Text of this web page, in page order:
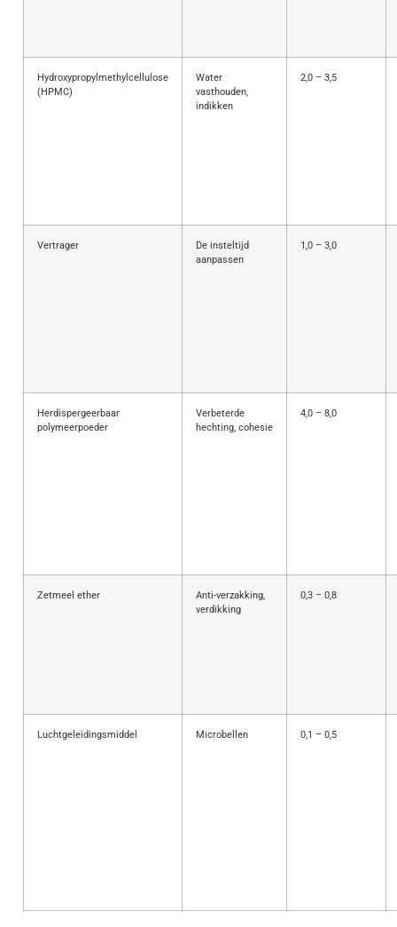
Hydroxypropylmethylcellulose
(HPMC)
Water
vasthouden,
indikken
2,0 – 3,5
Vertrager
De insteltijd
aanpassen
1,0 – 3,0
Herdispergeerbaar
polymeerpoeder
Verbeterde
hechting, cohesie
4,0 – 8,0
Zetmeel ether
Anti-verzakking,
verdikking
0,3 – 0,8
Luchtgeleidingsmiddel Microbellen 0,1 – 0,5